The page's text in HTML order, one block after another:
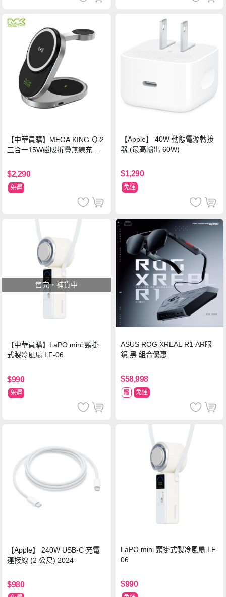
【中華員購】MEGA KING Ｑi2
三合一15W磁吸折疊無線充電
$2,290
免運
【Apple】 40W 動態電源轉接
器 (最高輸出 60W)
$1,290
免運
售完，補貨中
【中華員購】LaPO mini 頸掛
式製冷風扇 LF-06
$990
免運
ASUS ROG XREAL R1 AR眼
鏡 黑 組合優惠
$58,998
贈 免運
【Apple】 240W USB-C 充電
連接線 (2 公尺) 2024
$980
LaPO mini 頸掛式製冷風扇 LF-
06
$990